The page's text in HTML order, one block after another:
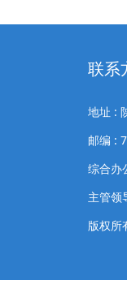
联系
地址 :
邮编 :
综合办
主管
版权